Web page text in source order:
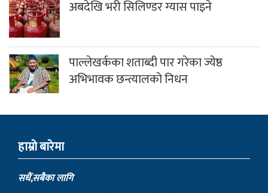
अबदेखि भरी सिलिण्डर ग्यास पाइने
पाल्लेखर्कका शताब्दी पार गरेका ज्येष्ठ
अभिभावक छन्त्यालको निधन
हाम्राे बारेमा
सधैं,सबैका लागि